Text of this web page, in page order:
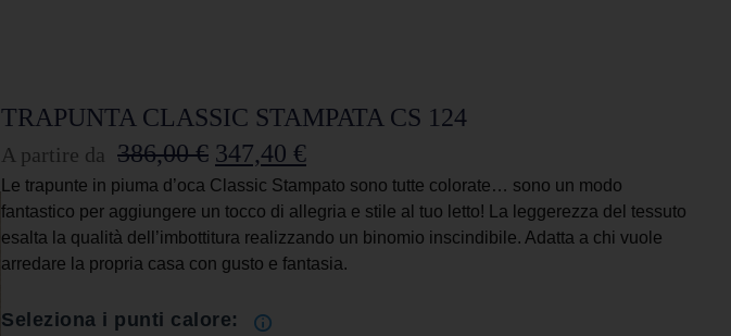
TRAPUNTA CLASSIC STAMPATA CS 124
A partire da 386,00€ 347,40 €
Le trapunte in piuma d’oca Classic Stampato sono tutte colorate… sono un modo
fantastico per aggiungere un tocco di allegria e stile al tuo letto! La leggerezza del tessuto
esalta la qualità dell’imbottitura realizzando un binomio inscindibile. Adatta a chi vuole
arredare la propria casa con gusto e fantasia.
Seleziona i punti calore: